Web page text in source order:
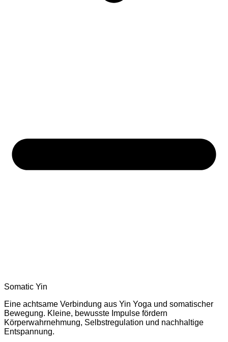
Somatic Yin
Eine achtsame Verbindung aus Yin Yoga und somatischer
Bewegung. Kleine, bewusste Impulse fördern
Körperwahrnehmung, Selbstregulation und nachhaltige
Entspannung.